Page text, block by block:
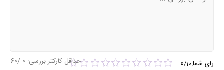
رای شما: 0/10 حداقل کارکتر بررسی: 0
/60